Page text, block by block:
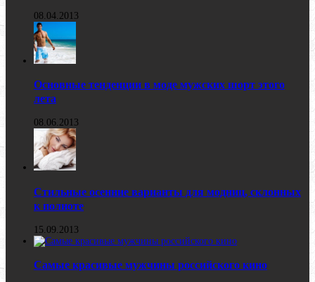
08.04.2013
Основные тенденции в моде мужских шорт этого
лета
08.06.2013
Стильные осенние варианты для модниц, склонных
к полноте
15.09.2013
Самые красивые мужчины российского кино